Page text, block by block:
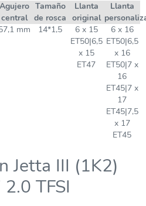
Agujero
central
Tamaño
de rosca
Llanta
original
Llanta
mm 14*1,5
6 x 15
ET50|6,5
x 15
ET47
6 x 16
ET50|6,5
x 16
ET50|7 x
16
ET45|7 x
17
ET45|7,5
x 17
ET45
Jetta III (1K2)
TFSI